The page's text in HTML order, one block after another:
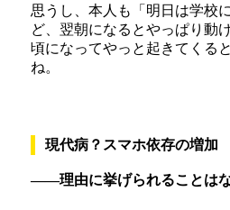
思うし、本人も「明日は学校
ど、翌朝になるとやっぱり動
頃になってやっと起きてくる
ね。
現代病？スマホ依存の増加
――理由に挙げられることはな